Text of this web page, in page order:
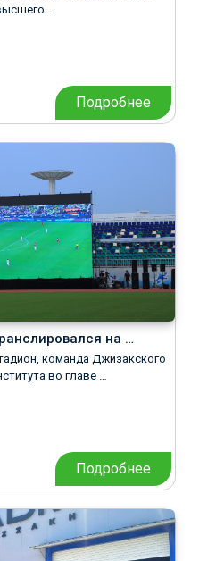
…
Подробнее
на …
команда Джизакского
во главе …
Подробнее